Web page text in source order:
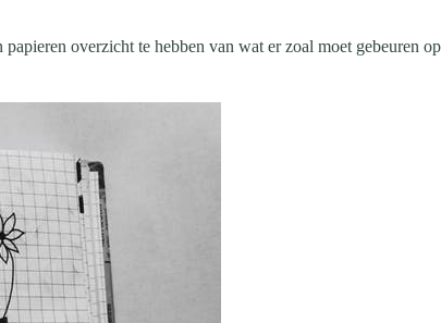
overzicht te hebben van wat er zoal moet gebeuren op